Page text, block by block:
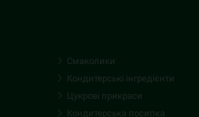
Смаколики
Кондитерські iнгредієнти
Цукрові прикраси
Кондитерська посипка